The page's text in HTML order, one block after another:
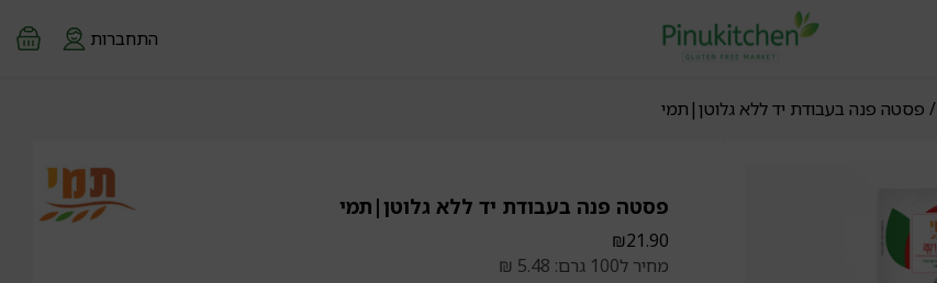
התחברות
/ פסטה פנה בעבודת יד ללא גלוטן|תמי
פסטה פנה בעבודת יד ללא גלוטן|תמי
₪21.90
מחיר ל100 גרם: 5.48 ₪